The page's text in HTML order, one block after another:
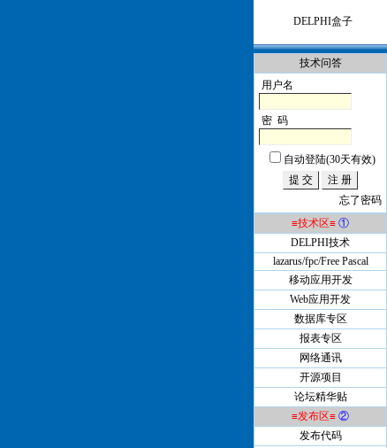
DELPHI盒子
技术问答
用户名
密 码
自动登陆(30天有效)
忘了密码
≡技术区≡ ①
DELPHI技术
lazarus/fpc/Free Pascal
移动应用开发
Web应用开发
数据库专区
报表专区
网络通讯
开源项目
论坛精华贴
≡发布区≡ ②
发布代码